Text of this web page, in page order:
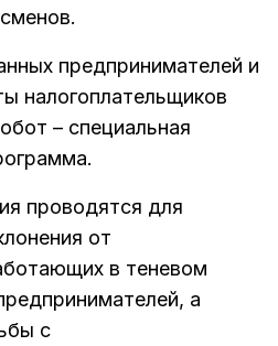
предпринимателей и
налогоплательщиков
– специальная
проводятся для
от
в теневом
а
с